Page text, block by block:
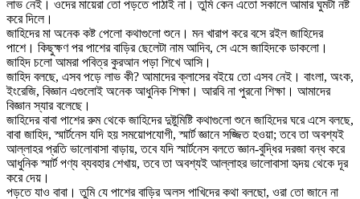
লাভ নেই। ওদের মায়েরা তো পড়তে পাঠাই না। তুমি কেন এতো সকালে আমার ঘুমটা নষ্ট
করে দিলে।
জাহিদের মা অনেক কষ্ট পেলো কথাগুলো শুনে। মন খারাপ করে বসে রইল জাহিদের
পাশে। কিছুক্ষণ পর পাশের বাড়ির ছেলেটা নাম আদিব, সে এসে জাহিদকে ডাকলো।
জাহিদ চলো আমরা পবিত্র কুরআন পড়া শিখে আসি।
জাহিদ বলছে, এসব পড়ে লাভ কী? আমাদের ক্লাসের বইয়ে তো এসব নেই। বাংলা, অংক,
ইংরেজি, বিজ্ঞান এগুলোই অনেক আধুনিক শিক্ষা। আরবি না পুরনো শিক্ষা। আমাদের
বিজ্ঞান স্যার বলেছে।
জাহিদের বাবা পাশের রুম থেকে জাহিদের দুষ্টুমিষ্টি কথাগুলো শুনে জাহিদের ঘরে এসে বলছে,
বাবা জাহিদ, স্মার্টনেস যদি হয় সময়োপযোগী, স্মার্ট জ্ঞানে সজ্জিত হওয়া; তবে তা অবশ্যই
আল্লাহর প্রতি ভালোবাসা বাড়ায়, তবে যদি স্মার্টনেস বলতে জ্ঞান-বুদ্ধির দরজা বন্ধ করে
আধুনিক স্মার্ট পণ্য ব্যবহার শেখায়, তবে তা অবশ্যই আল্লাহর ভালোবাসা হৃদয় থেকে দূর
করে দেয়।
পড়তে যাও বাবা। তুমি যে পাশের বাড়ির অলস পাখিদের কথা বলছো, ওরা তো জানে না